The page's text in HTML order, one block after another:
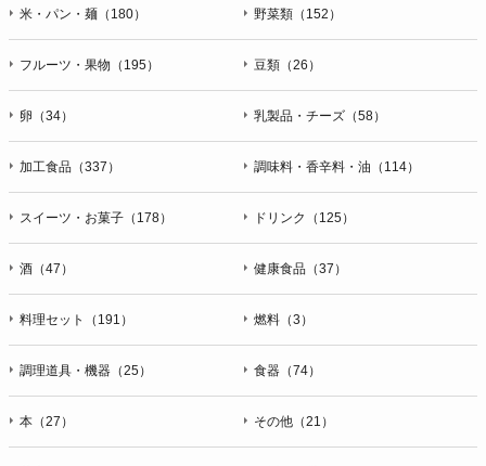
個人情報の提供は任意と致しますが、当社が依頼する情報の提
応等に支障をきたす可能性がございますのでご了承下さい。
h）弊社は、弊社のウェブサイトへのアクセス状況について、
す。これらには、お客様のお名前、ご住所、電話番号、電子メ
個人情報に関する問合わせ窓口
個人情報保護管理者：オペレーション部シニアマネージャー
〒106-0044 東京都港区東麻布一丁目２７番１号 東麻布食文化
ビル４階
ＦＡＸ：047-401-6847
米・パン・麺（180） 野菜類（152）
フルーツ・果物（195） 豆類（26）
卵（34） 乳製品・チーズ（58）
加工食品（337） 調味料・香辛料・油（114）
スイーツ・お菓子（178） ドリンク（125）
酒（47） 健康食品（37）
料理セット（191） 燃料（3）
調理道具・機器（25） 食器（74）
本（27） その他（21）